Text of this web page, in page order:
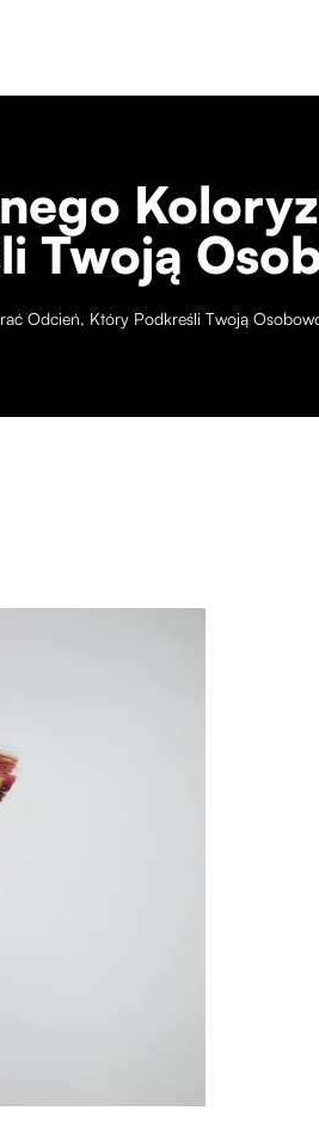
Twoją
Odcień, Który Podkreśli Twoją